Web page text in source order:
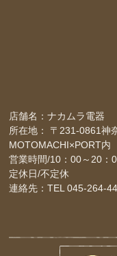
店舗名：ナカムラ電器
所在地： 〒231-0861神
MOTOMACHI×PORT内
営業時間/10：00～20：
定休日/不定休
連絡先：TEL 045-264-